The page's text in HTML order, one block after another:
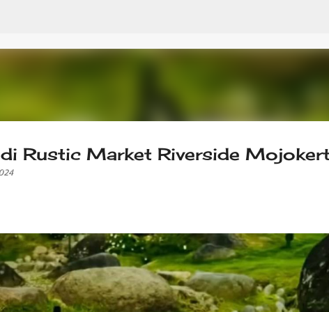
Rustic Market Riverside